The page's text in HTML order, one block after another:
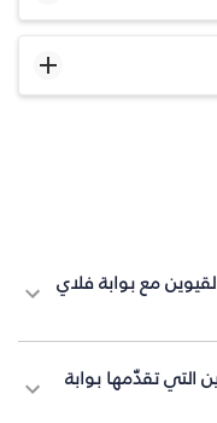
مع بوابة فلاي
التي تقدّمها بوابة